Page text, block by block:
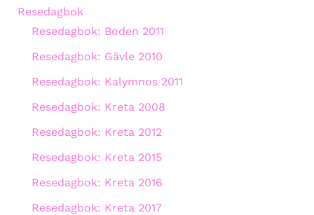
Resedagbok
Resedagbok: Boden 2011
Resedagbok: Gävle 2010
Resedagbok: Kalymnos 2011
Resedagbok: Kreta 2008
Resedagbok: Kreta 2012
Resedagbok: Kreta 2015
Resedagbok: Kreta 2016
Resedagbok: Kreta 2017